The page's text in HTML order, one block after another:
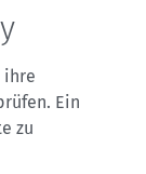
ihre
Ein
zu